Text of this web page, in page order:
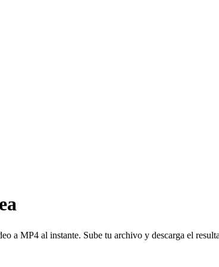
MP4 al instante. Sube tu archivo y descarga el